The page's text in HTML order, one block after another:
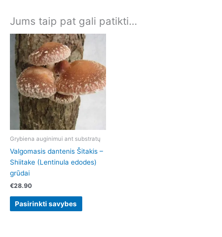
Jums taip pat gali patikti…
Grybiena auginimui ant substratų
Valgomasis dantenis Šitakis –
Shiitake (Lentinula edodes)
grūdai
€28.90
Pasirinkti savybes
This
product
has
multiple
variants.
The
chosen
on
the